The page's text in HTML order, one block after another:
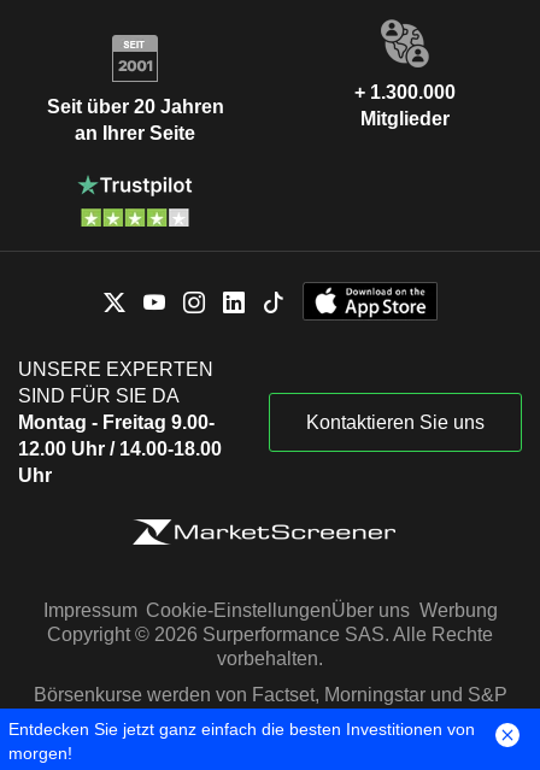
Seit über 20 Jahren
an Ihrer Seite
+ 1.300.000
Mitglieder
UNSERE EXPERTEN
SIND FÜR SIE DA
Montag - Freitag 9.00-
12.00 Uhr / 14.00-18.00
Uhr
Kontaktieren Sie uns
Impressum Cookie-EinstellungenÜber uns Werbung
Copyright © 2026 Surperformance SAS. Alle Rechte
vorbehalten.
Börsenkurse werden von Factset, Morningstar und S&P
Capital IQ zur Verfügung gestellt
Entdecken Sie jetzt ganz einfach die besten Investitionen von
morgen!